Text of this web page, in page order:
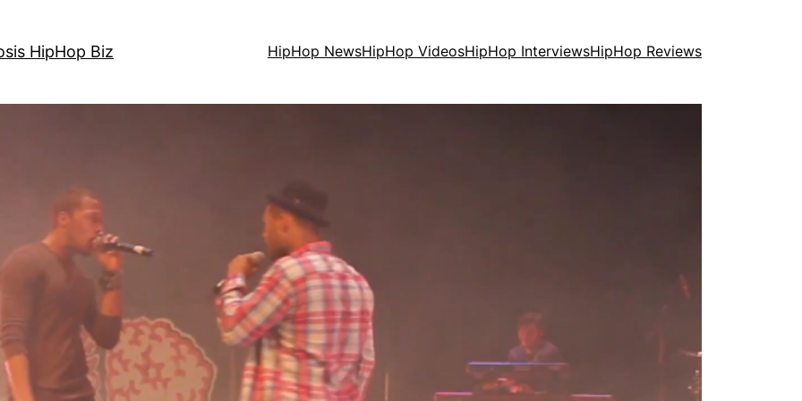
HipHop Biz HipHop NewsHipHop VideosHipHop InterviewsHipHop Reviews